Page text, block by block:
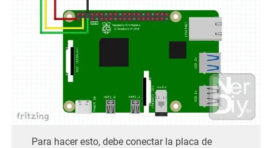
Para hacer esto, debe conectar la placa de